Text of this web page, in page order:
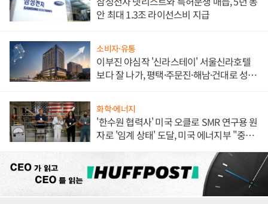
안 최대 1.3조 라이선스비 지급
소비자·유통
이부진 야심작 '신라스테이' 서울신라호텔
보다 잘 나가, 평택·주문진·해남·건대로 성
화학·에너지
'한수원 협력사' 미국 오클로 SMR 연구용 원
자로 '임계 상태' 도달, 미국 에너지부 "중요